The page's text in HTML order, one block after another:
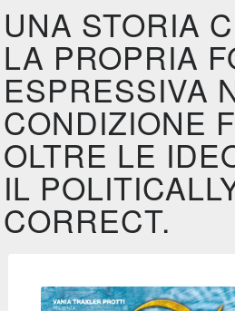
UNA STORIA
LA PROPRIA
ESPRESSIVA
CONDIZIONE
OLTRE LE
IL
CORRECT.